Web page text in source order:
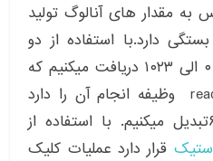
مقدار های آنالوگ تولید
دارد.با استفاده از دو
پین آنالوگ ، مقادیری بین ۰ الی ۱۰۲۳ دریافت میکنیم که
با عملیاتی که تابع readAxis وظیفه انجام آن را دارد
اعداد را به بازه -۶ الی ۶تبدیل میکنیم. با استفاده از
قرار دارد عملیات کلیک